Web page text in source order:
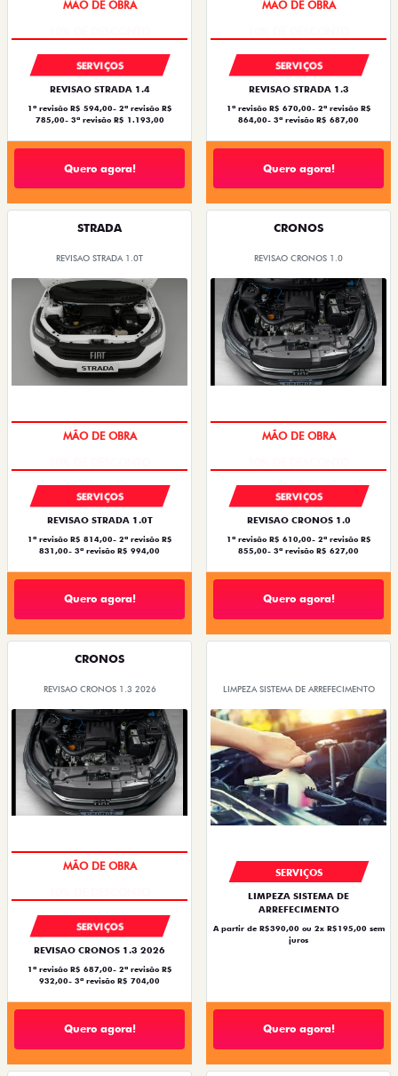
SERVIÇOS
REVISAO STRADA 1.4
1ª revisão R$ 594,00- 2ª revisão R$
785,00- 3ª revisão R$ 1.193,00
Quero agora!
SERVIÇOS
REVISAO STRADA 1.3
1ª revisão R$ 670,00- 2ª revisão R$
864,00- 3ª revisão R$ 687,00
Quero agora!
STRADA
REVISAO STRADA 1.0T
MÃO DE OBRA
SERVIÇOS
REVISAO STRADA 1.0T
1ª revisão R$ 814,00- 2ª revisão R$
831,00- 3ª revisão R$ 994,00
Quero agora!
CRONOS
REVISAO CRONOS 1.0
MÃO DE OBRA
SERVIÇOS
REVISAO CRONOS 1.0
1ª revisão R$ 610,00- 2ª revisão R$
855,00- 3ª revisão R$ 627,00
Quero agora!
CRONOS
REVISAO CRONOS 1.3 2026
MÃO DE OBRA
SERVIÇOS
REVISAO CRONOS 1.3 2026
1ª revisão R$ 687,00- 2ª revisão R$
932,00- 3ª revisão R$ 704,00
Quero agora!
LIMPEZA SISTEMA DE ARREFECIMENTO
SERVIÇOS
LIMPEZA SISTEMA DE
ARREFECIMENTO
A partir de R$390,00 ou 2x R$195,00 sem
juros
Quero agora!